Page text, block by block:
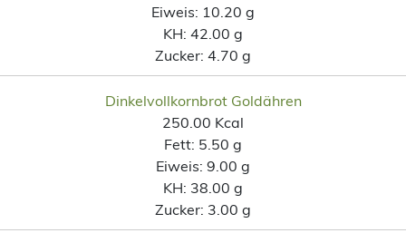
Eiweis: 10.20 g
KH: 42.00 g
Zucker: 4.70 g
Dinkelvollkornbrot Goldähren
250.00 Kcal
Fett: 5.50 g
Eiweis: 9.00 g
KH: 38.00 g
Zucker: 3.00 g